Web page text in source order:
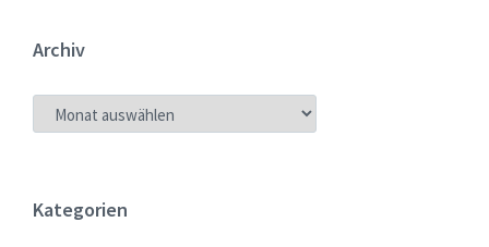
Archiv
ARCHIV
Kategorien